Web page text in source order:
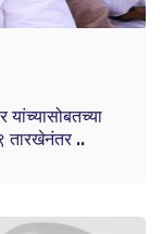
यांच्यासोबतच्या
तारखेनंतर ..